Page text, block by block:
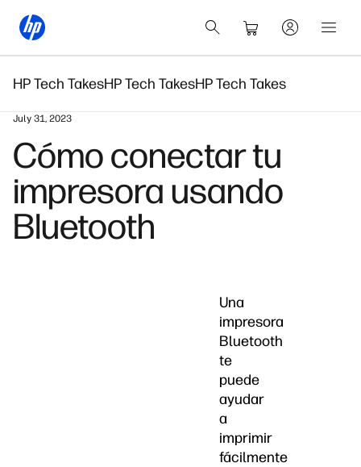
HP Tech TakesHP Tech TakesHP Tech Takes
July 31, 2023
Cómo conectar tu
impresora usando
Bluetooth
Una
impresora
Bluetooth
te
puede
ayudar
a
imprimir
fácilmente